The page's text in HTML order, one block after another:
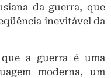
da guerra, que
inevitável da
a guerra é uma
moderna, um